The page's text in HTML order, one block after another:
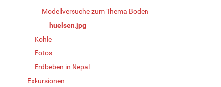
Modellversuche zum Thema Boden
huelsen.jpg
Kohle
Fotos
Erdbeben in Nepal
Exkursionen